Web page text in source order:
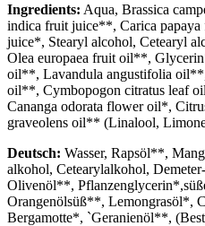
Ingredients: Aqua, Brassica
indica fruit juice**, Carica
juice*, Stearyl alcohol, Cetearyl
Olea europaea fruit oil**,
oil**, Lavandula angustifolia
oil**, Cymbopogon citratus leaf
Cananga odorata flower oil*,
graveolens oil** (Linalool,
Deutsch: Wasser, Rapsöl**,
alkohol, Cetearylalkohol,
Olivenöl**,
Orangenölsüß**, Lemongrasöl*,
Bergamotte*, `Geranienöl**,